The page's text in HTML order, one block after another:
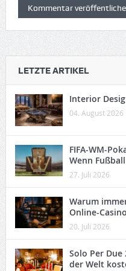
LETZTE ARTIKEL
Interior
04. August 2026
FIFA-WM-
Wenn
27. Juli 2026
Warum
Online-
20. Juli 2026
Solo Per
der Welt